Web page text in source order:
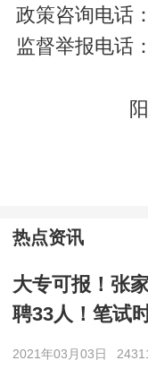
政策咨询电话
监督举报电话
热点资讯
大专可报！张
聘33人！笔试
是……
2021年03月03日